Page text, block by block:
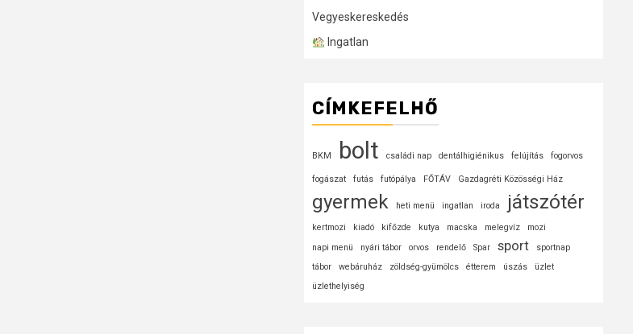
Vegyeskereskedés
Ingatlan
CÍMKEFELHŐ
BKM bolt családi nap dentálhigiénikus felújítás fogorvos
fogászat futás futópálya FŐTÁV Gazdagréti Közösségi Ház
gyermek heti menü ingatlan iroda játszótér
kertmozi kiadó kifőzde kutya macska melegvíz
mozi
napi menü
nyári tábor orvos rendelő Spar sport
sportnap
tábor
webáruház zöldség-gyümölcs étterem úszás
üzlet
üzlethelyiség